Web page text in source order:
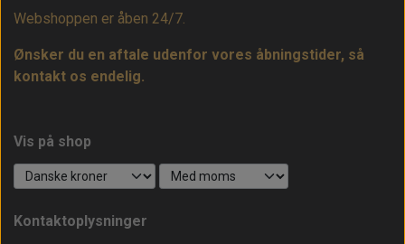
Webshoppen er åben 24/7.
Ønsker du en aftale udenfor vores åbningstider, så
kontakt os endelig.
Vis på shop
Kontaktoplysninger